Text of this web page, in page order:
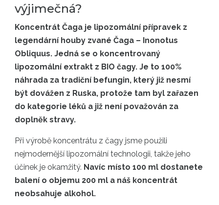
výjimečná?
Koncentrát Čaga je lipozomální přípravek z
legendární houby zvané Čaga – Inonotus
Obliquus. Jedná se o koncentrovaný
lipozomální extrakt z BIO čagy. Je to 100%
náhrada za tradiční befungin, který již nesmí
být dovážen z Ruska, protože tam byl zařazen
do kategorie léků a již není považován za
doplněk stravy.
Při výrobě koncentrátu z čagy jsme použili
nejmodernější lipozomální technologii, takže jeho
účinek je okamžitý. Navíc místo 100 ml dostanete
balení o objemu 200 ml a náš koncentrát
neobsahuje alkohol.